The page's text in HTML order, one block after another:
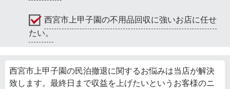
西宮市上甲子園の不用品回収に強いお店に任せ
たい。
西宮市上甲子園の民泊撤退に関するお悩みは当店が解決
致します。最終日まで収益を上げたいというお客様のニ